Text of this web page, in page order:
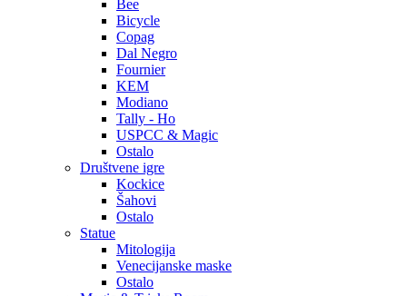
Bee
Bicycle
Copag
Dal Negro
Fournier
KEM
Modiano
Tally - Ho
USPCC & Magic
Ostalo
Društvene igre
Kockice
Šahovi
Ostalo
Statue
Mitologija
Venecijanske maske
Ostalo